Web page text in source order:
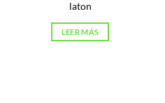
laton
LEER MÁS